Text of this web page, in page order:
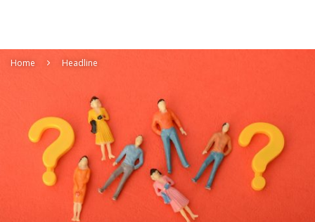
Home Headline